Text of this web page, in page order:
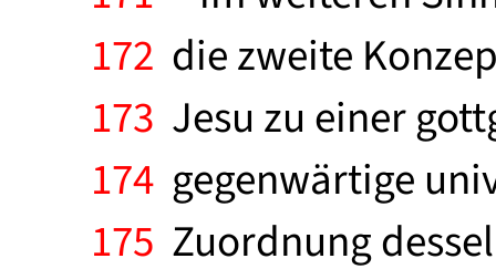
172 die zweite
173 Jesu zu einer
174 gegenwärtige
175 Zuordnung